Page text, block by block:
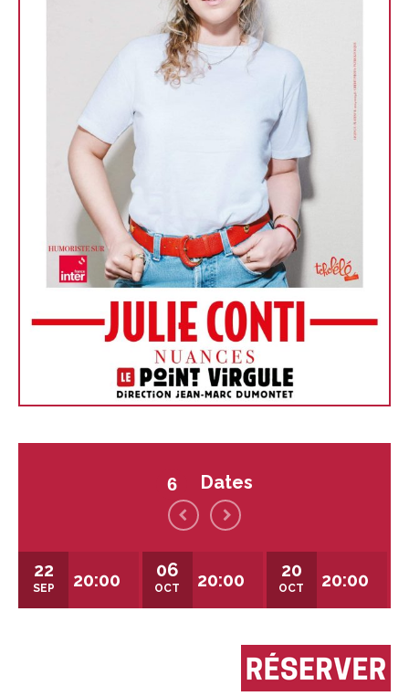
6 Dates
22
SEP 20:00 06
OCT 20:00 20
OCT 20:00